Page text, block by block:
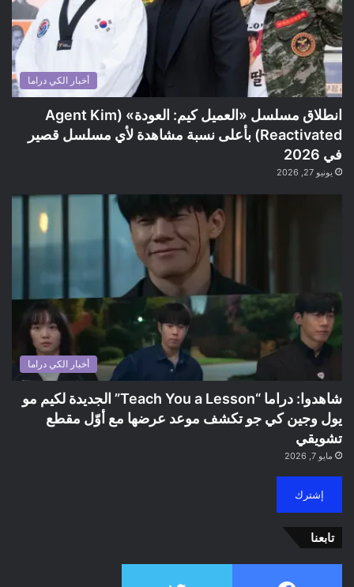
أخبار الكي دراما
انطلاق مسلسل «العميل كيم: العودة» (Agent Kim
Reactivated) بأعلى نسبة مشاهدة لأي مسلسل قصير
في 2026
يونيو 27, 2026
أخبار الكي دراما
شاهدوا: دراما “Teach You a Lesson” الجديدة لكيم مو
يول وجين كي جو تكشف موعد عرضها مع أوّل مقطع
تشويقي
مايو 7, 2026
إشترك
تابعنا